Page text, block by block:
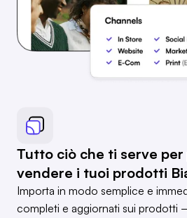
Tutto ciò che ti serve
vendere i tuoi prodotti
Importa in modo semplice e
completi e aggiornati sui prodotti